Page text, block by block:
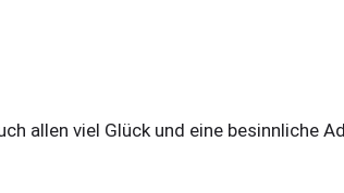
allen viel Glück und eine besinnliche